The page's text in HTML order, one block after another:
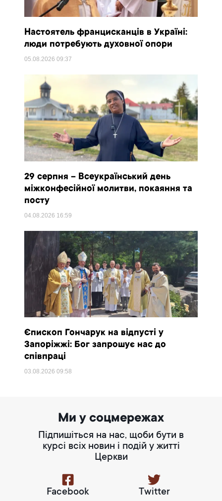
Настоятель францисканців в Україні:
люди потребують духовної опори
05.08.202609:37
29 серпня – Всеукраїнський день
міжконфесійної молитви, покаяння та
посту
04.08.2026 16:59
Єпископ Гончарук на відпусті у
Запоріжжі: Бог запрошує нас до
співпраці
03.08.202609:58
Ми у соцмережах
Підпишіться на нас, щоби бути в
курсі всіх новин і подій у житті
Церкви
Facebook Twitter